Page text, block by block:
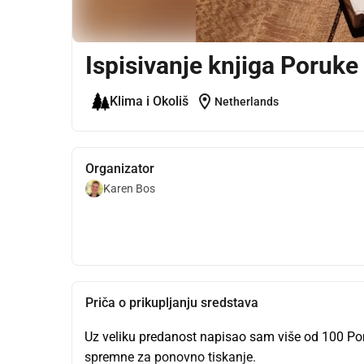
Ispisivanje knjiga
Klima i Okoliš location_on Netherlands
Organizator
Karen Bos
Priča o prikupljanju sredstava
Uz veliku predanost napisao sam više od 100
spremne za ponovno tiskanje.